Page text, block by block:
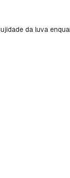
da luva